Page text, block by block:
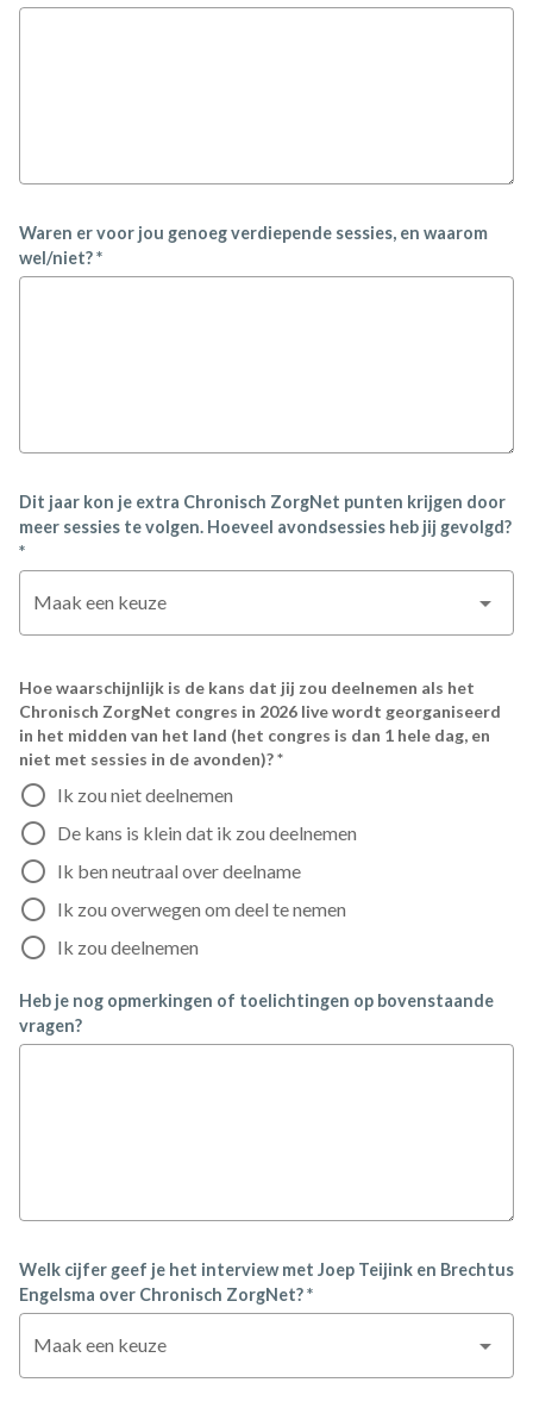
Waren er voor jou genoeg verdiepende sessies, en waarom
wel/niet? *
Dit jaar kon je extra Chronisch ZorgNet punten krijgen door
meer sessies te volgen. Hoeveel avondsessies heb jij gevolgd?
*
Maak een keuze
Hoe waarschijnlijk is de kans dat jij zou deelnemen als het
Chronisch ZorgNet congres in 2026 live wordt georganiseerd
in het midden van het land (het congres is dan 1 hele dag, en
niet met sessies in de avonden)? *
Ik zou niet deelnemen
De kans is klein dat ik zou deelnemen
Ik ben neutraal over deelname
Ik zou overwegen om deel te nemen
Ik zou deelnemen
Heb je nog opmerkingen of toelichtingen op bovenstaande
vragen?
Welk cijfer geef je het interview met Joep Teijink en Brechtus
Engelsma over Chronisch ZorgNet? *
Maak een keuze